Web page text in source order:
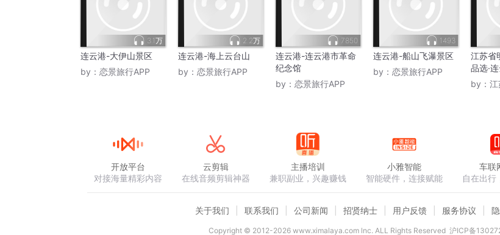
3.1万
连云港-大伊山景区
by： 恋景旅行APP
2.2万
连云港-海上云台山
by： 恋景旅行APP
7850
连云港-连云港市革命
纪念馆
by： 恋景旅行APP
1493
连云港-船山飞瀑景区
by： 恋景旅行APP
江苏省
品选·
by： 江
开放平台
对接海量精彩内容
云剪辑
在线音频剪辑神器
主播培训
兼职副业，兴趣赚钱
小雅智能
智能硬件，连接赋能
车联
自在出行
关于我们 联系我们 公司新闻 招贤纳士 用户反馈 服务协议
Copyright © 2012-2026www.ximalaya.com lnc. ALL Rights Reserved 沪ICP备